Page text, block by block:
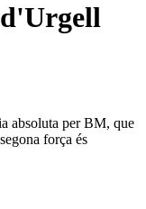
absoluta per BM, que
força és